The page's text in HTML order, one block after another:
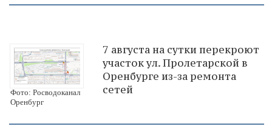
Фото: Росводоканал
Оренбург
7 августа на сутки перекроют
участок ул. Пролетарской в
Оренбурге из-за ремонта
сетей